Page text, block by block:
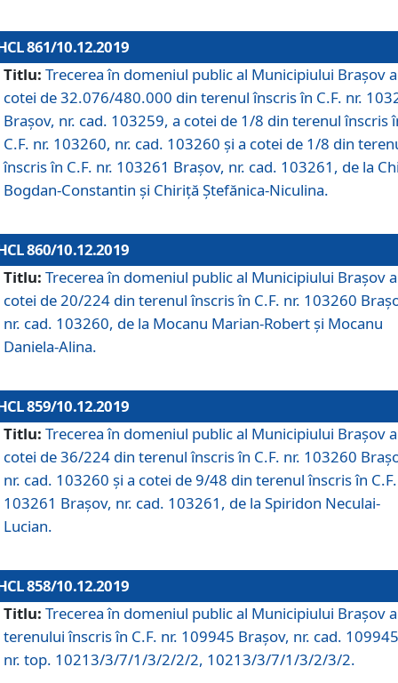
861/10.12.2019
Titlu: Trecerea în domeniul public al Municipiului Braşov a
cotei de 32.076/480.000 din terenul înscris în C.F. nr.
Brașov, nr. cad. 103259, a cotei de 1/8 din terenul înscris
C.F. nr. 103260, nr. cad. 103260 și a cotei de 1/8 din
înscris în C.F. nr. 103261 Brașov, nr. cad. 103261, de la
Bogdan-Constantin și Chiriță Ștefănica-Niculina.
860/10.12.2019
Titlu: Trecerea în domeniul public al Municipiului Braşov a
cotei de 20/224 din terenul înscris în C.F. nr. 103260
nr. cad. 103260, de la Mocanu Marian-Robert și Mocanu
Daniela-Alina.
859/10.12.2019
Titlu: Trecerea în domeniul public al Municipiului Braşov a
cotei de 36/224 din terenul înscris în C.F. nr. 103260
nr. cad. 103260 și a cotei de 9/48 din terenul înscris în
103261 Brașov, nr. cad. 103261, de la Spiridon Neculai-
Lucian.
858/10.12.2019
Titlu: Trecerea în domeniul public al Municipiului Braşov a
terenului înscris în C.F. nr. 109945 Brașov, nr. cad.
nr. top. 10213/3/7/1/3/2/2/2, 10213/3/7/1/3/2/3/2.